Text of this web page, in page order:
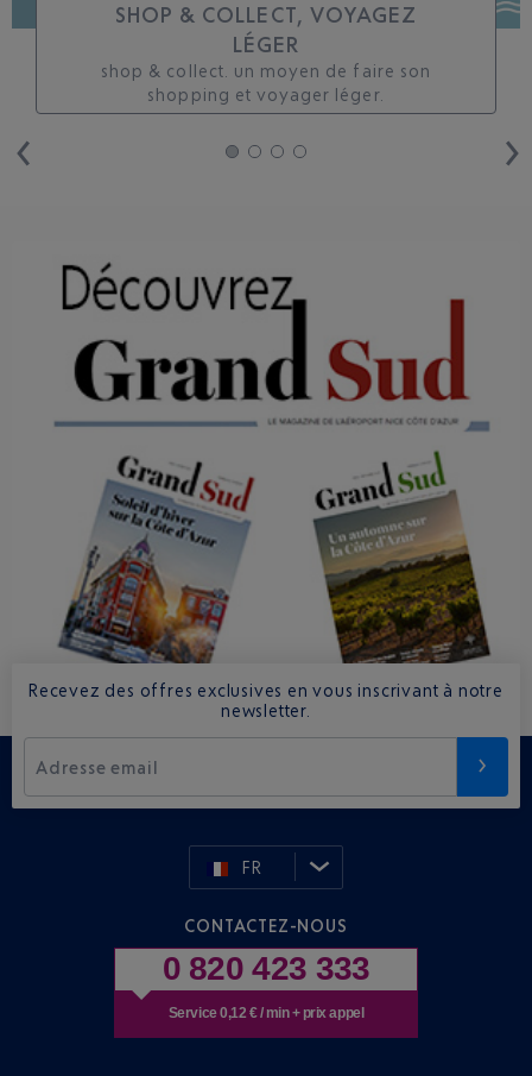
SHOP & COLLECT, VOYAGEZ
LÉGER
shop & collect. un moyen de faire son
shopping et voyager léger.
Recevez des offres exclusives en vous inscrivant à notre
newsletter.
Adresse email
FR
CONTACTEZ-NOUS
0 820 423 333
Service 0,12 € / min + prix appel